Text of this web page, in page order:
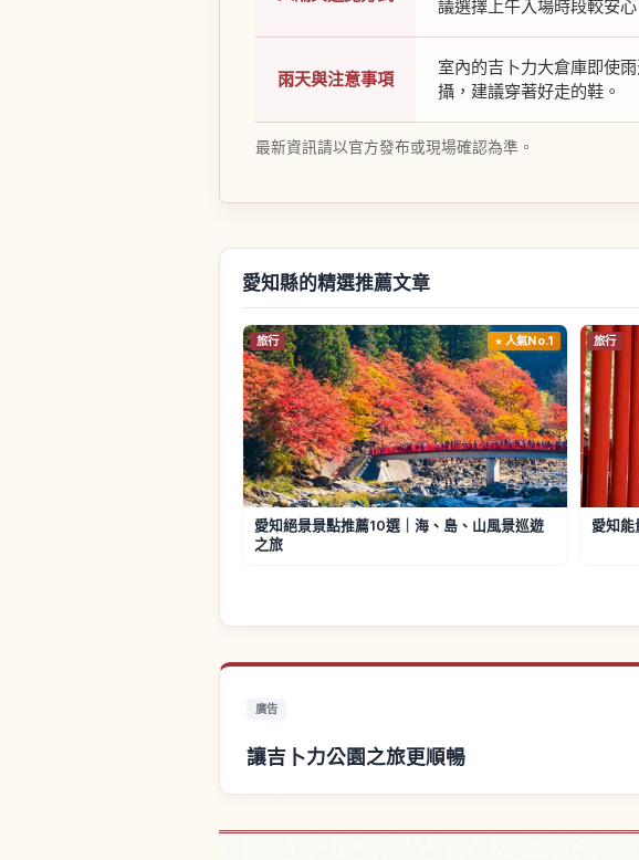
議選擇上午入場時段較安心
雨天與注意事項
室內的吉卜力大倉庫即使
攝，建議穿著好走的鞋。
最新資訊請以官方發布或現場確認為準。
愛知縣的精選推薦文章
旅行 人氣No.1
愛知絕景景點推薦10選｜海、島、山風景巡遊
之旅
旅行
愛知能
廣告
讓吉卜力公園之旅更順暢